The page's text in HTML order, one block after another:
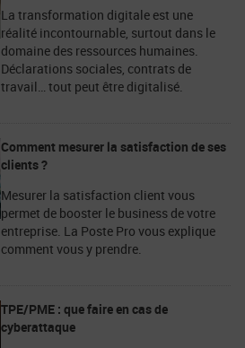
La transformation digitale est une
réalité incontournable, surtout dans le
domaine des ressources humaines.
Déclarations sociales, contrats de
travail… tout peut être digitalisé.
Comment mesurer la satisfaction de ses
clients ?
Mesurer la satisfaction client vous
permet de booster le business de votre
entreprise. La Poste Pro vous explique
comment vous y prendre.
TPE/PME : que faire en cas de
cyberattaque